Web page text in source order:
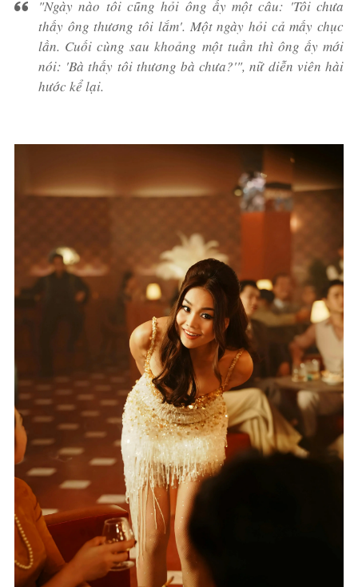
"Ngày nào tôi cũng hỏi ông ấy một câu: 'Tôi chưa
thấy ông thương tôi lắm'. Một ngày hỏi cả mấy chục
lần. Cuối cùng sau khoảng một tuần thì ông ấy mới
nói: 'Bà thấy tôi thương bà chưa?'", nữ diễn viên hài
hước kể lại.